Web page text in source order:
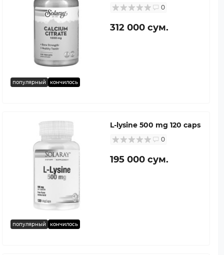
популярный кончилось
0
312 000 сум.
популярный кончилось
L-lysine 500 mg 120 caps
0
195 000 сум.